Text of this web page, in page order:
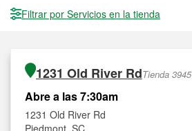
Filtrar por Servicios en la tienda
1231 Old River RdTienda 3945
Abre a las 7:30am
1231 Old River Rd
Piedmont, SC